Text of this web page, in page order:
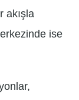
akışla
ise